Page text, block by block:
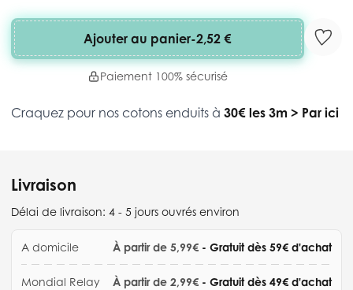
Ajouter au panier-2,52 €
Paiement 100% sécurisé
Craquez pour nos cotons enduits à 30€ les 3m > Par ici
Livraison
Délai de livraison: 4 - 5 jours ouvrés environ
A domicile À partir de 5,99€ - Gratuit dès 59€ d'achat
Mondial Relay À partir de 2,99€ - Gratuit dès 49€ d'achat